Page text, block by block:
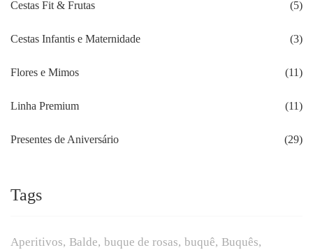
Cestas Fit & Frutas (5)
Cestas Infantis e Maternidade (3)
Flores e Mimos (11)
Linha Premium (11)
Presentes de Aniversário (29)
Tags
Aperitivos Balde buque de rosas buquê Buquês